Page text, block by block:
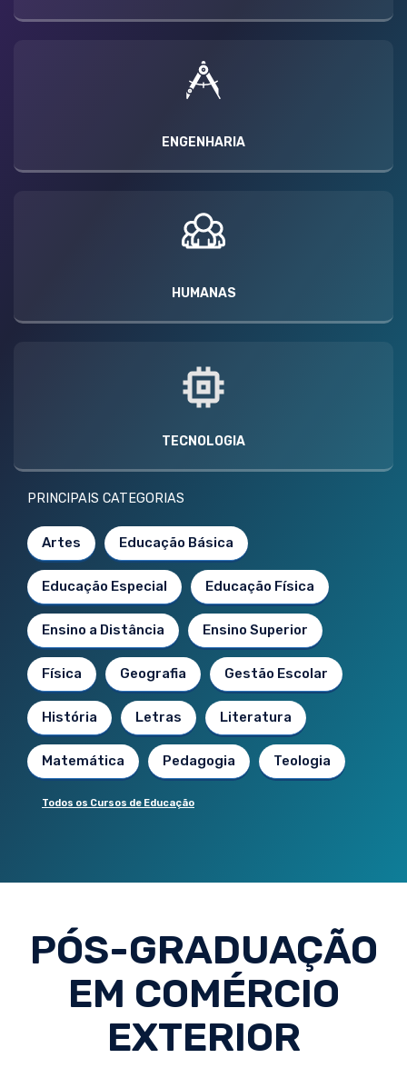
ENGENHARIA
HUMANAS
TECNOLOGIA
PRINCIPAIS CATEGORIAS
Artes Educação Básica
Educação Especial Educação Física
Ensino a Distância Ensino Superior
Física Geografia Gestão Escolar
História Letras Literatura
Matemática Pedagogia Teologia
Todos os Cursos de Educação
PÓS-GRADUAÇÃO
EM COMÉRCIO
EXTERIOR